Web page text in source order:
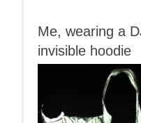
Me, wearing a
invisible hoodie